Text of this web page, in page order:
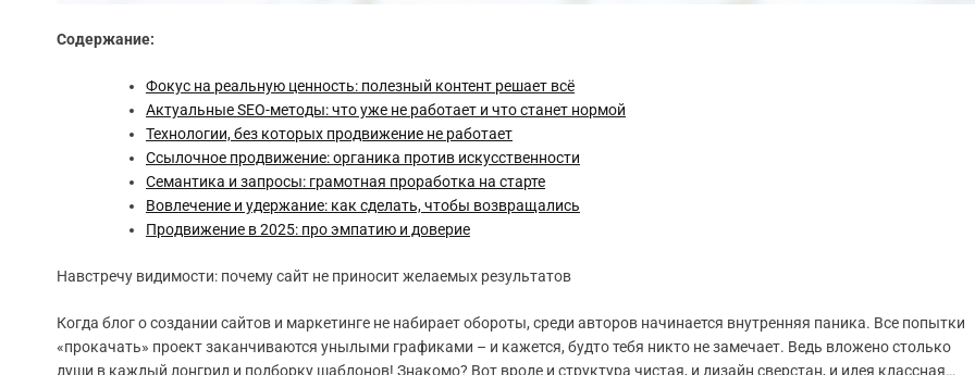
Содержание:
Фокус на реальную ценность: полезный контент решает всё
Актуальные SEO-методы: что уже не работает и что станет нормой
Технологии, без которых продвижение не работает
Ссылочное продвижение: органика против искусственности
Семантика и запросы: грамотная проработка на старте
Вовлечение и удержание: как сделать, чтобы возвращались
Продвижение в 2025: про эмпатию и доверие
Навстречу видимости: почему сайт не приносит желаемых результатов
Когда блог о создании сайтов и маркетинге не набирает обороты, среди авторов начинается внутренняя паника. Все попытки
«прокачать» проект заканчиваются унылыми графиками – и кажется, будто тебя никто не замечает. Ведь вложено столько
души в каждый лонгрид и подборку шаблонов! Знакомо? Вот вроде и структура чистая, и дизайн сверстан, и идея классная…